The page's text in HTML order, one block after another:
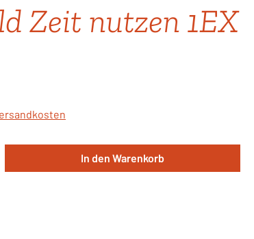
Zeit nutzen 1EX
Gib den gewünschten Wert ein
In den Warenkorb